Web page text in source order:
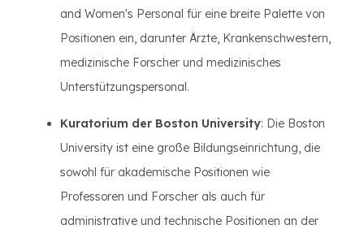
and Women's Personal für eine breite Palette von
Positionen ein, darunter Ärzte, Krankenschwestern,
medizinische Forscher und medizinisches
Unterstützungspersonal.
Kuratorium der Boston University: Die Boston
University ist eine große Bildungseinrichtung, die
sowohl für akademische Positionen wie
Professoren und Forscher als auch für
administrative und technische Positionen an der